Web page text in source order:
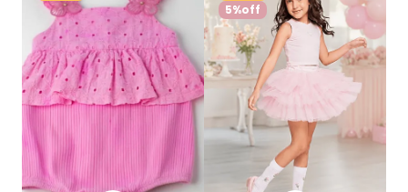
5%off